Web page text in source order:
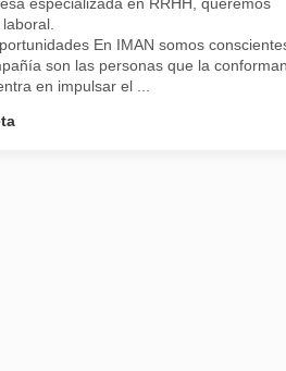
En IMAN somos
son las personas que la
en impulsar el ...